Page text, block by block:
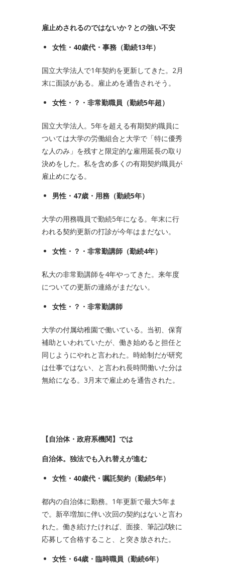
雇止めされるのではないか？との強い不安
女性・ 40歳代・事務（勤続13年）
国立大学法人で1年契約を更新してきた。2月
末に面談がある。雇止めを通告されそう。
女性・？・非常勤職員（勤続5年超）
国立大学法人。5年を超える有期契約職員に
ついては大学の労働組合と大学で「特に優秀
な人のみ」を残すと限定的な雇用延長の取り
決めをした。私を含め多くの有期契約職員が
雇止めになる。
男性・ 47歳・用務（勤続5年）
大学の用務職員で勤続5年になる。年末に行
われる契約更新の打診が今年はまだない。
女性・？・非常勤講師（勤続4年）
私大の非常勤講師を4年やってきた。来年度
についての更新の連絡がまだない。
女性・？・非常勤講師
大学の付属幼稚園で働いている。当初、保育
補助といわれていたが、働き始めると担任と
同じようにやれと言われた。時給制だが研究
は仕事ではない、と言われ長時間働いた分は
無給になる。3月末で雇止めを通告された。
【自治体・政府系機関】では
自治体。独法でも入れ替えが進む
女性・ 40歳代・嘱託契約（勤続5年）
都内の自治体に勤務。1年更新で最大5年ま
で。新卒増加に伴い次回の契約はないと言わ
れた。働き続けたければ、面接、筆記試験に
応募して合格すること、と突き放された。
女性・ 64歳・臨時職員（勤続6年）